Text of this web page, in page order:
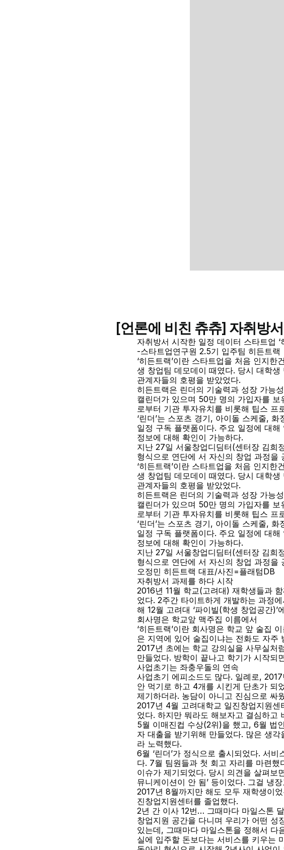
[언론에 비친 츄츄] 자취방
자취방서 시작한 일정 데이터 스타트업 ‘
-스타트업연구원 2.5기 입주팀 히든트랙
‘히든트랙’이란 스타트업을 처음 인지
생 창업팀 데모데이 때였다. 당시 대학생
관계자들의 호평을 받았었다.
히든트랙은 린더의 기술력과 성장 가능
캘린더가 있으며 50만 명의 가입자를
로부터 기관 투자유치를 비롯해 팁스 프
‘린더’는 스포츠 경기, 아이돌 스케줄,
일정 구독 플랫폼이다. 주요 일정에 대
정보에 대해 확인이 가능하다.
지난 27일 서울창업디딤터(센터장 김희
형식으로 연단에 서 자신의 창업 과정을
‘히든트랙’이란 스타트업을 처음 인지
생 창업팀 데모데이 때였다. 당시 대학생
관계자들의 호평을 받았었다.
히든트랙은 린더의 기술력과 성장 가능
캘린더가 있으며 50만 명의 가입자를
로부터 기관 투자유치를 비롯해 팁스 프
‘린더’는 스포츠 경기, 아이돌 스케줄,
일정 구독 플랫폼이다. 주요 일정에 대
정보에 대해 확인이 가능하다.
지난 27일 서울창업디딤터(센터장 김희
형식으로 연단에 서 자신의 창업 과정을
오정민 히든트랙 대표/사진=플래텀DB
자취방서 과제를 하다 시작
2016년 11월 학교(고려대) 재학생들과
었다. 2주간 타이트하게 개발하는 과정
해 12월 고려대 ‘파이빌(학생 창업공간
회사명은 학교앞 맥주집 이름에서
‘히든트랙’이란 회사명은 학교 앞 술집
은 지역에 있어 술집이냐는 전화도 자주
2017년 초에는 학교 강의실을 사무실처
만들었다. 방학이 끝나고 학기가 시작되
사업초기는 좌충우돌의 연속
사업초기 에피소드도 많다. 일례로,
안 먹기로 하고 4개를 시킨게 단초가 되
제기하더라. 농담이 아니고 진심으로 싸
2017년 4월 고려대학교 일진창업지원
었다. 하지만 뭐라도 해보자고 결심하고
5월 이매진컵 수상(2위)을 했고, 6월 법
자 대출을 받기위해 만들었다. 많은 생
라 노력했다.
6월 ‘린더’가 정식으로 출시되었다. 서
다. 7월 팀원들과 첫 회고 자리를 마련
이슈가 제기되었다. 당시 의견을 살펴보면
뮤니케이션이 안 됨’ 등이었다. 그걸 냉
2017년 8월까지만 해도 모두 재학생이
진창업지원센터를 졸업했다.
2년 간 이사 12번… 그때마다 마일스톤
창업지원 공간을 다니며 우리가 어떤 성
있는데, 그때마다 마일스톤을 정해서 다
실에 입주할 돈보다는 서비스를 키우는